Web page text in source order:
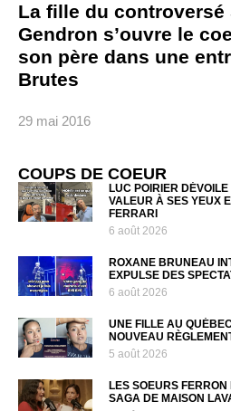
La fille du controversé
Gendron s’ouvre le
son père dans une
Brutes
29 mai 2016
COUPS DE COEUR
LUC POIRIER
VALEUR À SES YEUX
FERRARI
6 août 2026
ROXANE BRUNEAU
EXPULSE DES
6 août 2026
UNE FILLE AU
NOUVEAU
5 août 2026
LES SOEURS
SAGA DE MAISON